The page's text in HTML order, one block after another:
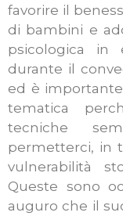
favorire il
di bambini e
psicologica in
durante il
ed è
tematica
tecniche
permetterci, in
vulnerabilità
Queste sono
auguro che il